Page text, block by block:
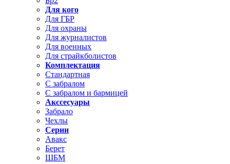
Для кого
Для ГБР
Для охраны
Для журналистов
Для военных
Для страйкболистов
Комплектация
Стандартная
С забралом
С забралом и бармицей
Акссесуары
Забрало
Чехлы
Серии
Авакс
Берет
ШБМ